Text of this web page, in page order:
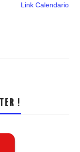
Link Calendario
!